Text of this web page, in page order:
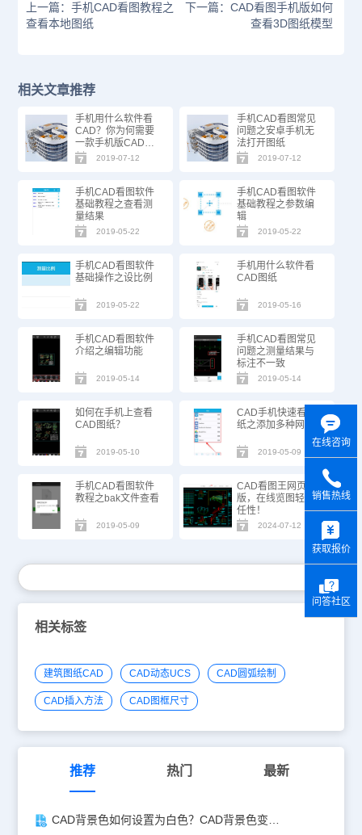
上一篇：手机CAD看图教程之
查看本地图纸
下一篇：CAD看图手机版如何
查看3D图纸模型
相关文章推荐
手机用什么软件看
CAD？你为何需要
一款手机版CAD软
件？
2019-07-12
手机CAD看图常见
问题之安卓手机无
法打开图纸
2019-07-12
手机CAD看图软件
基础教程之查看测
量结果
2019-05-22
手机CAD看图软件
基础教程之参数编
辑
2019-05-22
手机CAD看图软件
基础操作之设比例
2019-05-22
手机用什么软件看
CAD图纸
2019-05-16
手机CAD看图软件
介绍之编辑功能
2019-05-14
手机CAD看图常见
问题之测量结果与
标注不一致
2019-05-14
如何在手机上查看
CAD图纸？
2019-05-10
CAD手机快速看图
纸之添加多种网盘
2019-05-09
手机CAD看图软件
教程之bak文件查看
2019-05-09
CAD看图王网页
版，在线览图轻松
任性！
2024-07-12
相关标签
建筑图纸CAD CAD动态UCS CAD圆弧绘制
CAD插入方法 CAD图框尺寸
推荐 热门 最新
CAD背景色如何设置为白色？CAD背景色变白实操指南
在线咨询
销售热线
获取报价
问答社区